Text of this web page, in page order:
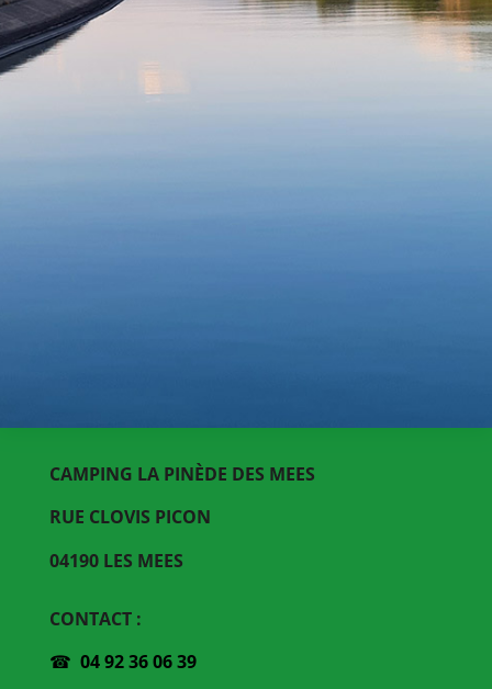
CAMPING LA PINÈDE DES MEES
RUE CLOVIS PICON
04190 LES MEES
CONTACT :
☎ 04 92 36 06 39